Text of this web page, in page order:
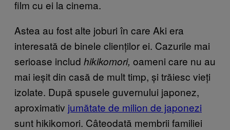
film cu ei la cinema.
Astea au fost alte joburi în care Aki era
interesată de binele clienților ei. Cazurile mai
serioase includ hikikomori, oameni care nu au
mai ieșit din casă de mult timp, și trăiesc vieți
izolate. După spusele guvernului japonez,
aproximativ jumătate de milion de japonezi
sunt hikikomori. Câteodată membrii familiei